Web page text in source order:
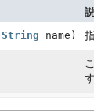
String name)